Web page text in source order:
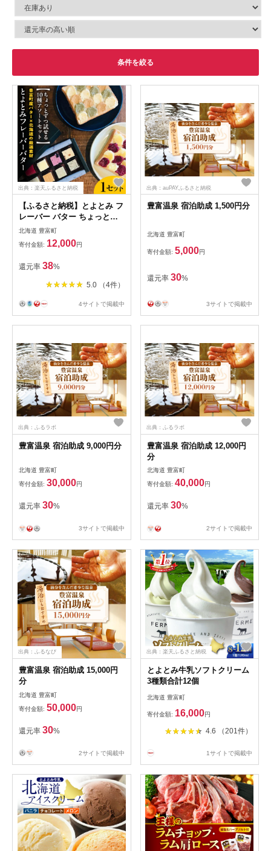
条件を絞る
出典：楽天ふるさと納税
【ふるさと納税】とよとみ フ
レーバー バター ちょっとず
つ試せる【10種アソートセッ
ト】/ 北海道バター パンバタ
ー バターごはん トースト ご
飯 乳製品 ギフト お取り寄せ
北海道産 北海道 豊富町
北海道 豊富町
寄付金額: 12,000円
還元率 38%
5.0 （4件）
4サイトで掲載中
出典：auPAYふるさと納税
豊富温泉 宿泊助成 1,500円分
北海道 豊富町
寄付金額: 5,000円
還元率 30%
3サイトで掲載中
出典：ふるラボ
豊富温泉 宿泊助成 9,000円分
北海道 豊富町
寄付金額: 30,000円
還元率 30%
3サイトで掲載中
出典：ふるラボ
豊富温泉 宿泊助成 12,000円
分
北海道 豊富町
寄付金額: 40,000円
還元率 30%
2サイトで掲載中
出典：ふるなび
豊富温泉 宿泊助成 15,000円
分
北海道 豊富町
寄付金額: 50,000円
還元率 30%
2サイトで掲載中
出典：楽天ふるさと納税
とよとみ牛乳ソフトクリーム
3種類合計12個
北海道 豊富町
寄付金額: 16,000円
4.6 （201件）
1サイトで掲載中